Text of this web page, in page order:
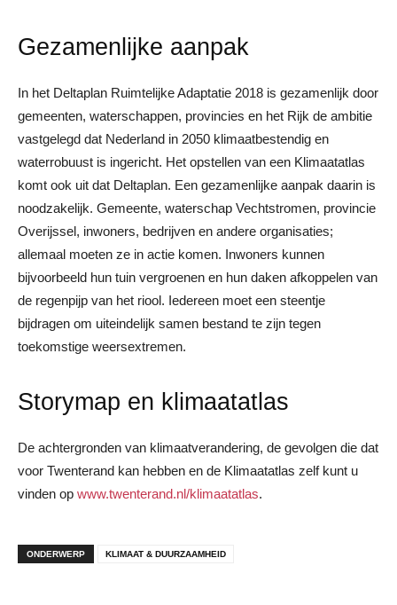
Gezamenlijke aanpak
In het Deltaplan Ruimtelijke Adaptatie 2018 is gezamenlijk door
gemeenten, waterschappen, provincies en het Rijk de ambitie
vastgelegd dat Nederland in 2050 klimaatbestendig en
waterrobuust is ingericht. Het opstellen van een Klimaatatlas
komt ook uit dat Deltaplan. Een gezamenlijke aanpak daarin is
noodzakelijk. Gemeente, waterschap Vechtstromen, provincie
Overijssel, inwoners, bedrijven en andere organisaties;
allemaal moeten ze in actie komen. Inwoners kunnen
bijvoorbeeld hun tuin vergroenen en hun daken afkoppelen van
de regenpijp van het riool. Iedereen moet een steentje
bijdragen om uiteindelijk samen bestand te zijn tegen
toekomstige weersextremen.
Storymap en klimaatatlas
De achtergronden van klimaatverandering, de gevolgen die dat
voor Twenterand kan hebben en de Klimaatatlas zelf kunt u
vinden op www.twenterand.nl/klimaatatlas.
ONDERWERP KLIMAAT & DUURZAAMHEID